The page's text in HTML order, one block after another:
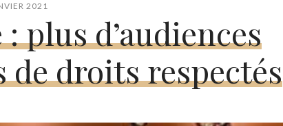
2021
plus d’audiences
droits respectés